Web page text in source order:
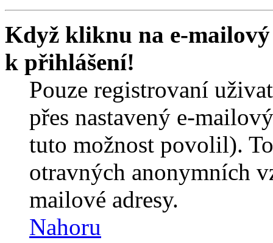
Když kliknu na e-
k přihlášení!
Pouze registrovaní
přes nastavený e-
tuto možnost povolil).
otravných anonymních
mailové adresy.
Nahoru